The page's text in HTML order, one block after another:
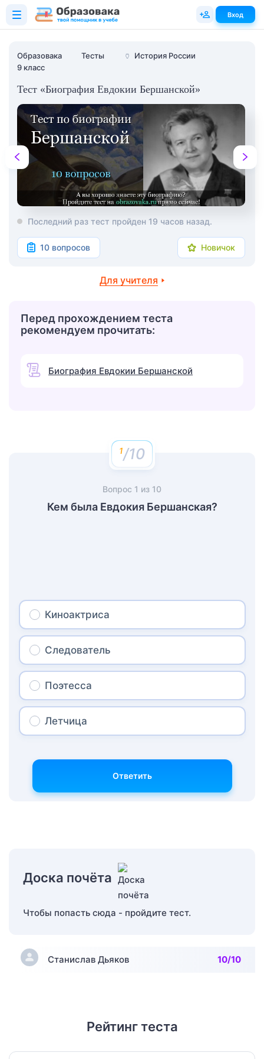
Образовака Тесты 🏺
История России
9 класс
Тест «Биография Евдокии Бершанской»
Последний раз тест пройден 19 часов назад.
10 вопросов Новичок
Для учителя
Перед прохождением теста
рекомендуем прочитать:
Биография Евдокии Бершанской
/10
Вопрос 1 из 10
Кем была Евдокия Бершанская?
Киноактриса
Следователь
Поэтесса
Летчица
Ответить
Доска почёта
Чтобы попасть сюда - пройдите тест.
Станислав Дьяков 10/10
Рейтинг теста
Вход